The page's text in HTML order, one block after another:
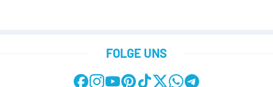
FOLGE UNS